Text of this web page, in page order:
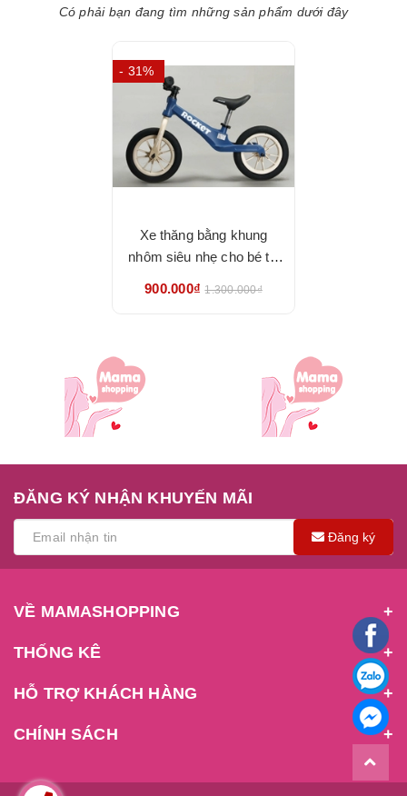
Có phải bạn đang tìm những sản phẩm dưới đây
- 31%
Xe thăng bằng khung
nhôm siêu nhẹ cho bé từ
900.000₫ 1.300.000₫
ĐĂNG KÝ NHẬN KHUYẾN MÃI
Đăng ký
VỀ MAMASHOPPING
THỐNG KÊ
HỖ TRỢ KHÁCH HÀNG
CHÍNH SÁCH